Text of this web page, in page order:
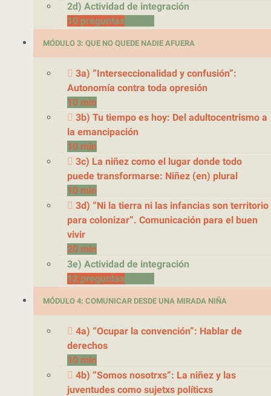
2d) Actividad de integración
10 preguntas
MÓDULO 3: QUE NO QUEDE NADIE AFUERA
3a) “Interseccionalidad y confusión”:
Autonomía contra toda opresión
10 min
3b) Tu tiempo es hoy: Del adultocentrismo a
la emancipación
10 min
3c) La niñez como el lugar donde todo
puede transformarse: Niñez (en) plural
10 min
3d) “Ni la tierra ni las infancias son territorio
para colonizar”. Comunicación para el buen
vivir
20 min
3e) Actividad de integración
12 preguntas
MÓDULO 4: COMUNICAR DESDE UNA MIRADA NIÑA
4a) “Ocupar la convención”: Hablar de
derechos
10 min
4b) “Somos nosotrxs”: La niñez y las
juventudes como sujetxs políticxs